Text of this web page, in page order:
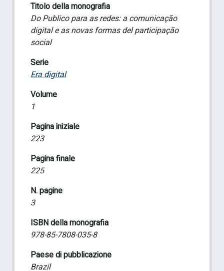
Titolo della monografia
Do Publico para as redes: a comunicação
digital e as novas formas del participação
social
Serie
Era digital
Volume
1
Pagina iniziale
223
Pagina finale
225
N. pagine
3
ISBN della monografia
978-85-7808-035-8
Paese di pubblicazione
Brazil